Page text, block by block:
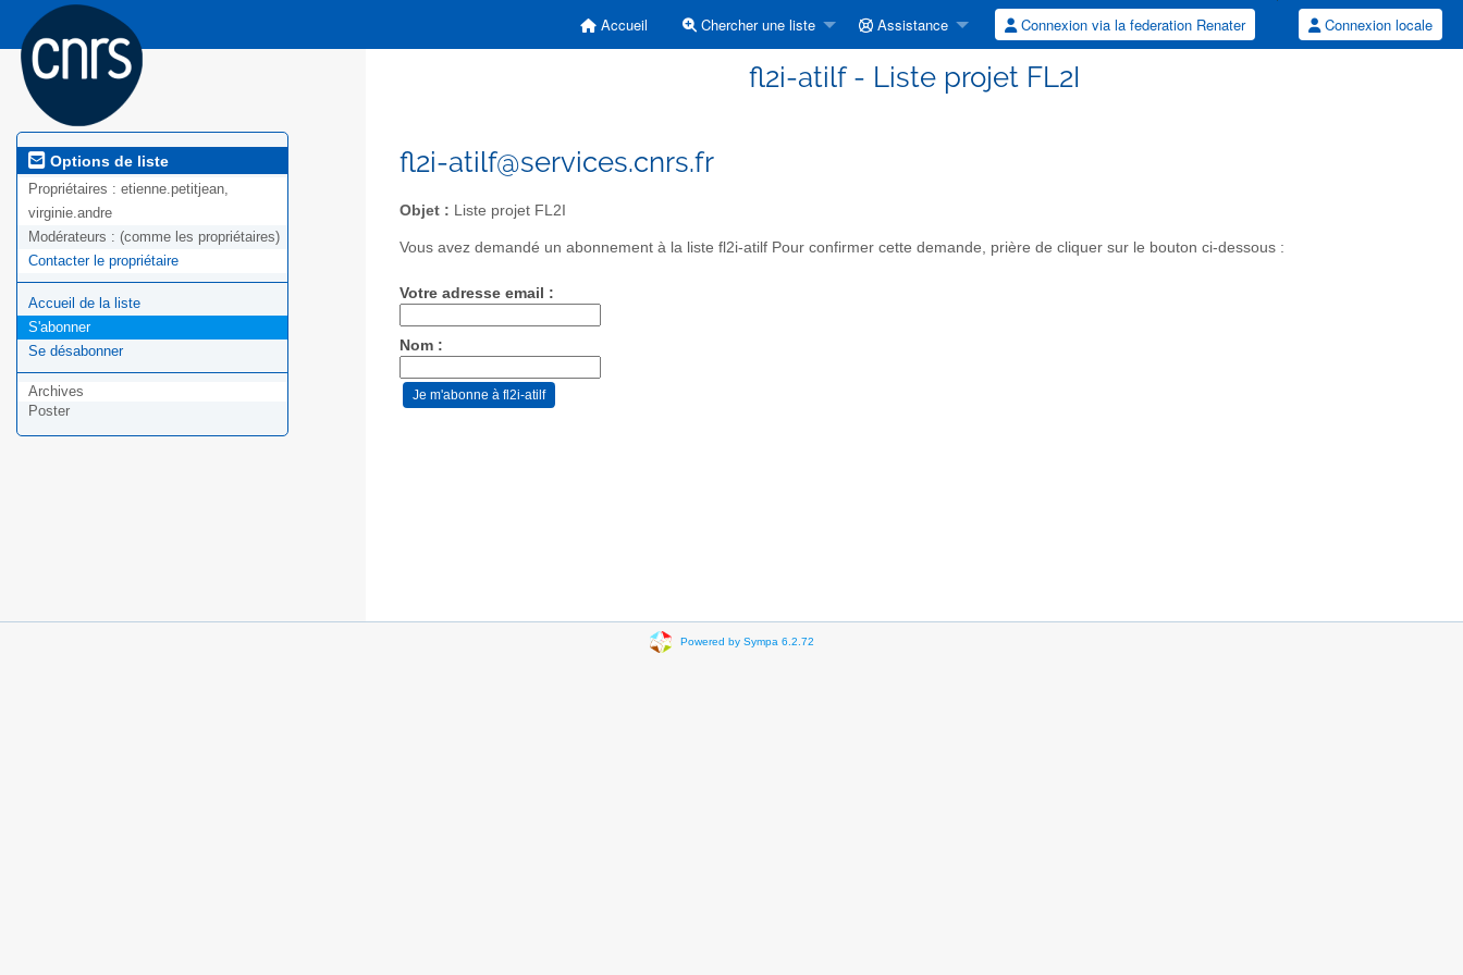
Accueil Chercher une liste Assistance Connexion via la federation Renater Connexion locale
fl2i-atilf - Liste projet FL2I
Options de liste
Propriétaires : etienne.petitjean,
virginie.andre
Modérateurs : (comme les propriétaires)
Contacter le propriétaire
Accueil de la liste
S'abonner
Se désabonner
Archives
Poster
fl2i-atilf@services.cnrs.fr
Objet : Liste projet FL2I
Vous avez demandé un abonnement à la liste fl2i-atilf Pour confirmer cette demande, prière de cliquer sur le bouton ci-dessous :
Votre adresse email :
Nom :
Powered by Sympa 6.2.72